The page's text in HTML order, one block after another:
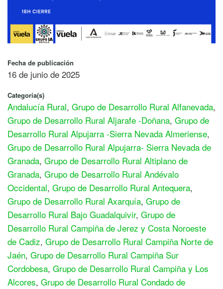
Fecha de publicación
16 de junio de 2025
Categoría(s)
Andalucía Rural, Grupo de Desarrollo Rural Alfanevada,
Grupo de Desarrollo Rural Aljarafe -Doñana, Grupo de
Desarrollo Rural Alpujarra -Sierra Nevada Almeriense,
Grupo de Desarrollo Rural Alpujarra- Sierra Nevada de
Granada, Grupo de Desarrollo Rural Altiplano de
Granada, Grupo de Desarrollo Rural Andévalo
Occidental, Grupo de Desarrollo Rural Antequera,
Grupo de Desarrollo Rural Axarquía, Grupo de
Desarrollo Rural Bajo Guadalquivir, Grupo de
Desarrollo Rural Campiña de Jerez y Costa Noroeste
de Cadiz, Grupo de Desarrollo Rural Campiña Norte de
Jaén, Grupo de Desarrollo Rural Campiña Sur
Cordobesa, Grupo de Desarrollo Rural Campiña y Los
Alcores, Grupo de Desarrollo Rural Condado de